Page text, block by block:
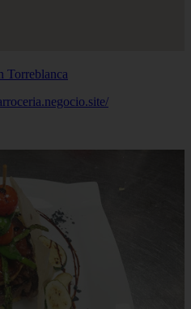
Torreblanca